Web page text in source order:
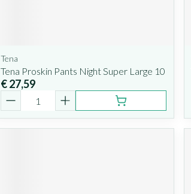
Tena
Tena Proskin Pants Night Super Large 10
€ 27,59